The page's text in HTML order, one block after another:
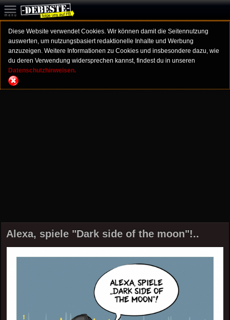
Diese Website verwendet Cookies. Wir können damit die Seitennutzung
auswerten, um nutzungsbasiert redaktionelle Inhalte und Werbung
anzuzeigen. Weitere Informationen zu Cookies und insbesondere dazu, wie
du deren Verwendung widersprechen kannst, findest du in unseren
Datenschutzhinweisen.
Alexa, spiele "Dark side of the moon"!..